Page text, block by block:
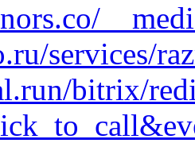
services/
bitrix/